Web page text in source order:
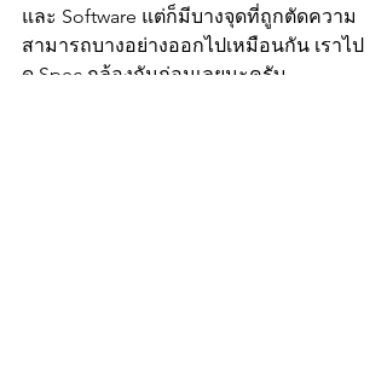
และ Software แต่ก็มีบางจุดที่ถูกตัดความ
สามารถบางอย่างออกไปเหมือนกัน เราไป
ดู Spec กล้องกันก่อนเลยนะครับ